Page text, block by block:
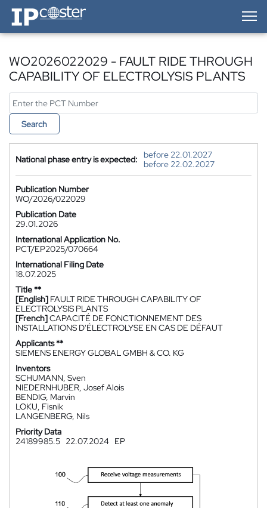
IP-Coster — Home
WO2026022029 - FAULT RIDE THROUGH
CAPABILITY OF ELECTROLYSIS PLANTS
Search
National phase entry is expected:
before 22.01.2027
before 22.02.2027
Publication Number
WO/2026/022029
Publication Date
29.01.2026
International Application No.
PCT/EP2025/070664
International Filing Date
18.07.2025
Title **
[English] FAULT RIDE THROUGH CAPABILITY OF
ELECTROLYSIS PLANTS
[French]CAPACITÉ DE FONCTIONNEMENT DES
INSTALLATIONS D'ÉLECTROLYSE EN CAS DE DÉFAUT
Applicants **
SIEMENS ENERGY GLOBAL GMBH & CO. KG
Inventors
SCHUMANN, Sven
NIEDERNHUBER, Josef Alois
BENDIG, Marvin
LOKU, Fisnik
LANGENBERG, Nils
Priority Data
24189985.5 22.07.2024 EP